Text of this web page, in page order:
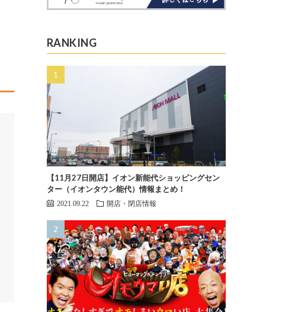
RANKING
【11月27日開店】イオン新能代ショッピングセン
ター（イオンタウン能代）情報まとめ！
2021.09.22 開店・閉店情報